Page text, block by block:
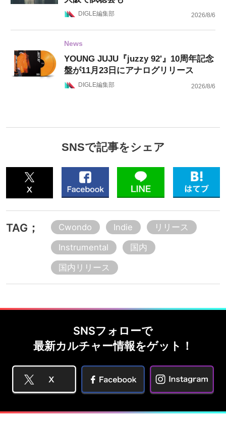
DIGLE編集部 2026/8/6
News
YOUNG JUJU『juzzy 92'』10周年記念
盤が11月23日にアナログリリース
DIGLE編集部 2026/8/6
SNSで記事をシェア
TAG； Cwondo Indie
リリース
Instrumental
国内
国内リリース
SNSフォローで
最新カルチャー情報をゲット！